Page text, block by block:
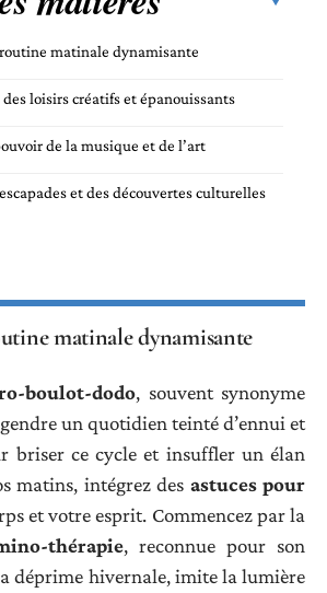
matinale dynamisante
loisirs créatifs et épanouissants
de la musique et de l’art
et des découvertes culturelles
matinale dynamisante
boulot-dodo, souvent synonyme
un quotidien teinté d’ennui et
briser ce cycle et insuffler un élan
matins, intégrez des astuces pour
et votre esprit. Commencez par la
thérapie, reconnue pour son
déprime hivernale, imite la lumière